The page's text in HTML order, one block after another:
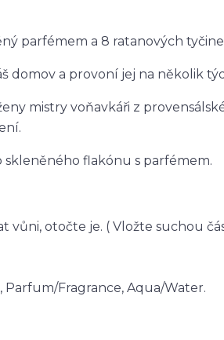
parfémem a 8 ratanových
domov a provoní jej na několik
mistry voňavkáři z
flakónu s parfémem.
vůni, otočte je. ( Vložte suchou
Parfum/Fragrance, Aqua/Water.